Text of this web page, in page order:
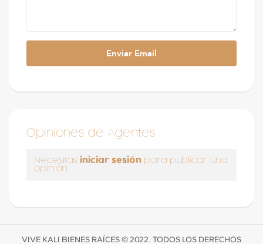
Opiniones de Agentes
Necesitas iniciar sesión para publicar una
opinión
VIVE KALI BIENES RAÍCES © 2022. TODOS LOS DERECHOS